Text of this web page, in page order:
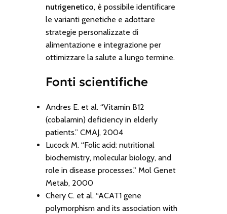
nutrigenetico, è possibile identificare
le varianti genetiche e adottare
strategie personalizzate di
alimentazione e integrazione per
ottimizzare la salute a lungo termine.
Fonti scientifiche
Andres E. et al. “Vitamin B12
(cobalamin) deficiency in elderly
patients.” CMAJ, 2004
Lucock M. “Folic acid: nutritional
biochemistry, molecular biology, and
role in disease processes.” Mol Genet
Metab, 2000
Chery C. et al. “ACAT1 gene
polymorphism and its association with